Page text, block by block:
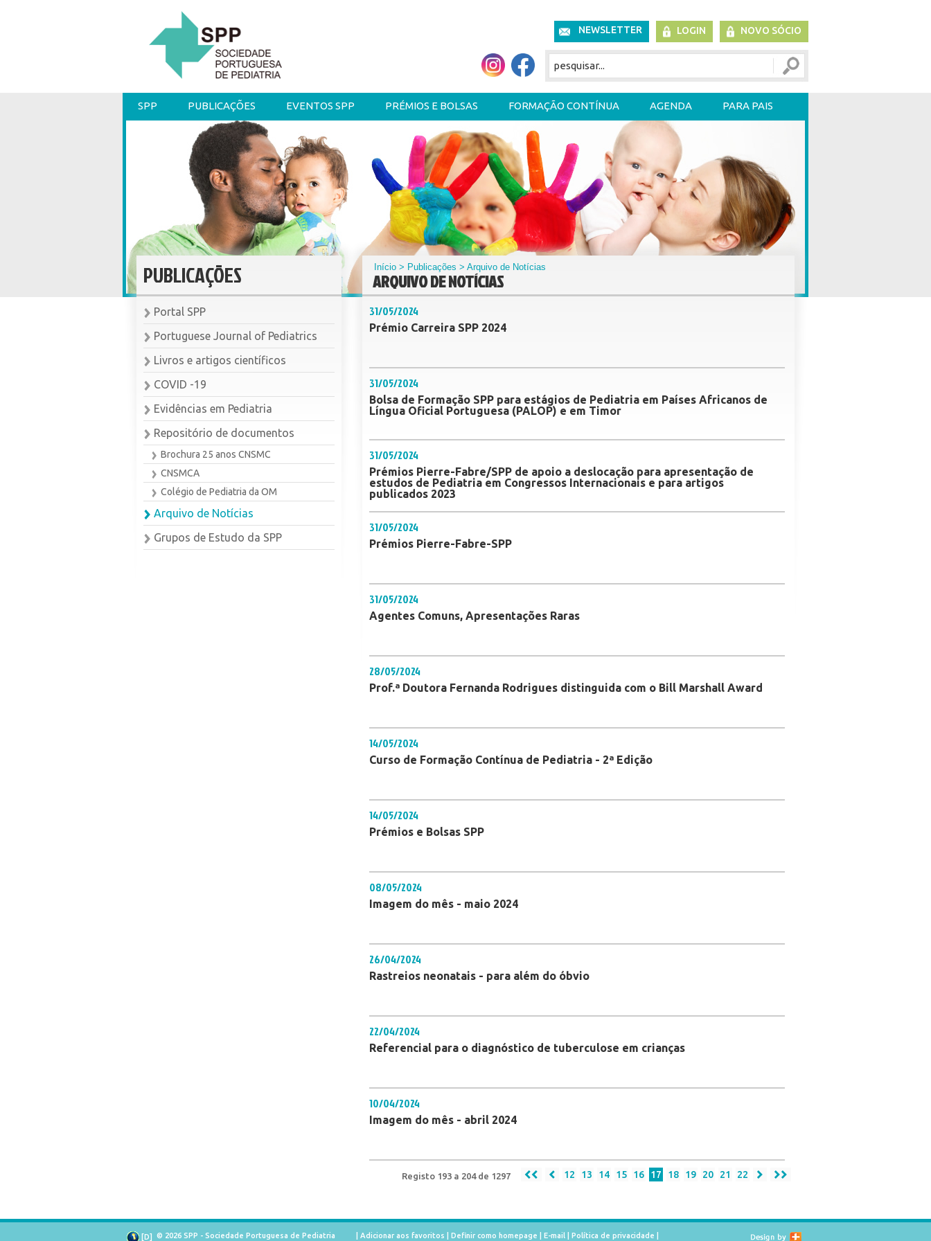
NEWSLETTER LOGIN NOVO SÓCIO
SPP PUBLICAÇÕES EVENTOS SPP PRÉMIOS E BOLSAS FORMAÇÃO CONTÍNUA AGENDA PARA PAIS
PUBLICAÇÕES
Portal SPP
Portuguese Journal of Pediatrics
Livros e artigos científicos
COVID -19
Evidências em Pediatria
Repositório de documentos
Brochura 25 anos CNSMC
CNSMCA
Colégio de Pediatria da OM
Arquivo de Notícias
Grupos de Estudo da SPP
Início > Publicações > Arquivo de Notícias
ARQUIVO DE NOTÍCIAS
31/05/2024
Prémio Carreira SPP 2024
31/05/2024
Bolsa de Formação SPP para estágios de Pediatria em Países Africanos de
Língua Oficial Portuguesa (PALOP) e em Timor
31/05/2024
Prémios Pierre-Fabre/SPP de apoio a deslocação para apresentação de
estudos de Pediatria em Congressos Internacionais e para artigos
publicados 2023
31/05/2024
Prémios Pierre-Fabre-SPP
31/05/2024
Agentes Comuns, Apresentações Raras
28/05/2024
Prof.ª Doutora Fernanda Rodrigues distinguida com o Bill Marshall Award
14/05/2024
Curso de Formação Contínua de Pediatria - 2ª Edição
14/05/2024
Prémios e Bolsas SPP
08/05/2024
Imagem do mês - maio 2024
26/04/2024
Rastreios neonatais - para além do óbvio
22/04/2024
Referencial para o diagnóstico de tuberculose em crianças
10/04/2024
Imagem do mês - abril 2024
Registo 193 a 204 de 1297 12 13 14 15 16 17 18 19 20 21 22
[D] © 2026 SPP - Sociedade Portuguesa de Pediatria Adicionar aos favoritos Definir como homepage E-mail Política de privacidade